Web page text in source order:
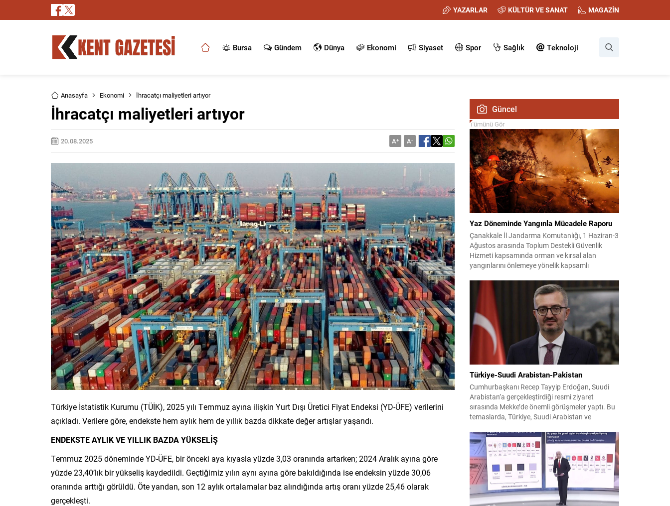
YAZARLAR KÜLTÜR VE SANAT MAGAZİN
Bursa Gündem Dünya Ekonomi Siyaset Spor Sağlık Teknoloji
Anasayfa Ekonomi İhracatçı maliyetleri artıyor
İhracatçı maliyetleri artıyor
20.08.2025 A+ A-
Türkiye İstatistik Kurumu (TÜİK), 2025 yılı Temmuz ayına ilişkin Yurt Dışı Üretici Fiyat Endeksi (YD-ÜFE) verilerini
açıkladı. Verilere göre, endekste hem aylık hem de yıllık bazda dikkate değer artışlar yaşandı.
ENDEKSTE AYLIK VE YILLIK BAZDA YÜKSELİŞ
Temmuz 2025 döneminde YD-ÜFE, bir önceki aya kıyasla yüzde 3,03 oranında artarken; 2024 Aralık ayına göre
yüzde 23,40’lık bir yükseliş kaydedildi. Geçtiğimiz yılın aynı ayına göre bakıldığında ise endeksin yüzde 30,06
oranında arttığı görüldü. Öte yandan, son 12 aylık ortalamalar baz alındığında artış oranı yüzde 25,46 olarak
gerçekleşti.
Güncel
Tümünü Gör
Yaz Döneminde Yangınla Mücadele Raporu
Çanakkale İl Jandarma Komutanlığı, 1 Haziran-3
Ağustos arasında Toplum Destekli Güvenlik
Hizmeti kapsamında orman ve kırsal alan
yangınlarını önlemeye yönelik kapsamlı
görev yapan 178 tim ve 742 personel, sahada
aktif olarak halkı bilinçlendirdi ve denetim
faaliyetleri gerçekleştirdi. Faaliyetler esnasında
bin 315 biçerdöver ve balya...
Türkiye-Suudi Arabistan-Pakistan
Cumhurbaşkanı Recep Tayyip Erdoğan, Suudi
Arabistan’a gerçekleştirdiği resmi ziyaret
sırasında Mekke’de önemli görüşmeler yaptı. Bu
temaslarda, Türkiye, Suudi Arabistan ve
birliği çerçevesi oluşturuldu. Ziyaretin en somut
çıktısı, üç ülkenin imza attığı Mekke Ortak
Savunma Anlaşması oldu. Anlaşma; ortak
güvenlik yaklaşımıyla bölgesel barış, istikrar...